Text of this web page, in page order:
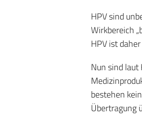
HPV sind
Wirkbereich
HPV ist
Nun sind laut
bestehen
Übertragung